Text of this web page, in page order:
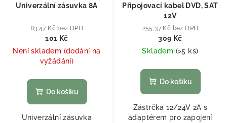
Univerzální zásuvka 8A
83,47 Kč bez DPH
101 Kč
Není skladem (dodání na
vyžádání)
Do košíku
Univerzální zásuvka
Připojovací kabel DVD, SAT
12V
255,37 Kč bez DPH
309 Kč
Skladem (>5 ks)
Do košíku
Zástrčka 12/24V 2A s
adaptérem pro zapojení